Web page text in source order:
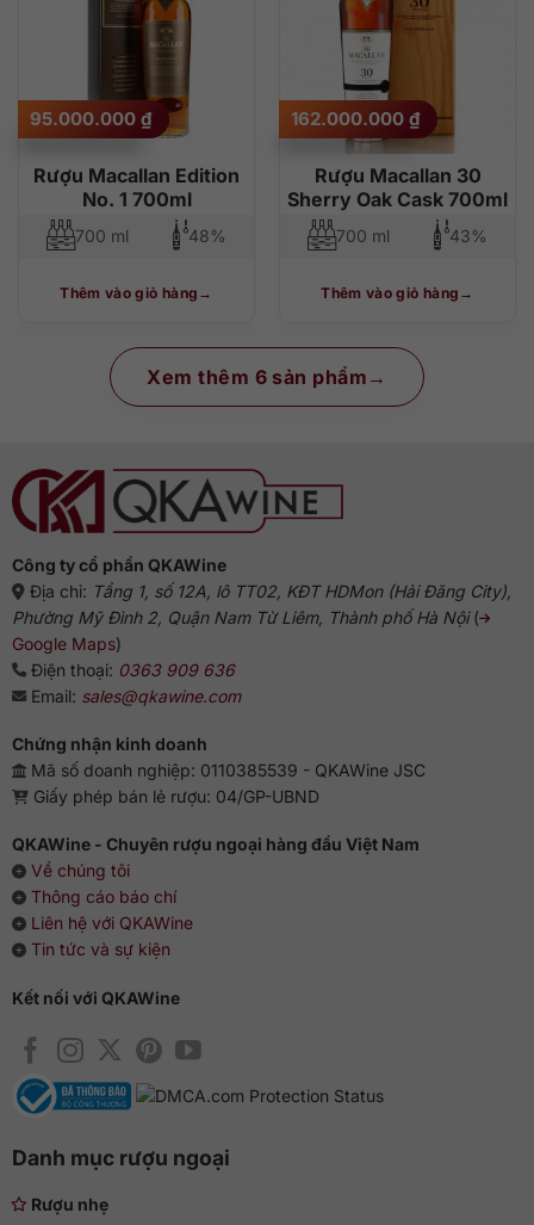
Rượu Macallan Edition
No. 1 700ml
95.000.000 ₫
700 ml 48%
Thêm vào giỏ hàng
Rượu Macallan 30
Sherry Oak Cask 700ml
162.000.000 ₫
700 ml 43%
Thêm vào giỏ hàng
Xem thêm 6 sản phẩm
Công ty cổ phần QKAWine
Địa chỉ: Tầng 1, số 12A, lô TT02, KĐT HDMon (Hải Đăng City),
Phường Mỹ Đình 2, Quận Nam Từ Liêm, Thành phố Hà Nội(
Google Maps)
Điện thoại: 0363 909 636
Email: sales@qkawine.com
Chứng nhận kinh doanh
Mã số doanh nghiệp: 0110385539 - QKAWine JSC
Giấy phép bán lẻ rượu: 04/GP-UBND
QKAWine - Chuyên rượu ngoại hàng đầu Việt Nam
Về chúng tôi
Thông cáo báo chí
Liên hệ với QKAWine
Tin tức và sự kiện
Kết nối với QKAWine
Danh mục rượu ngoại
Rượu nhẹ